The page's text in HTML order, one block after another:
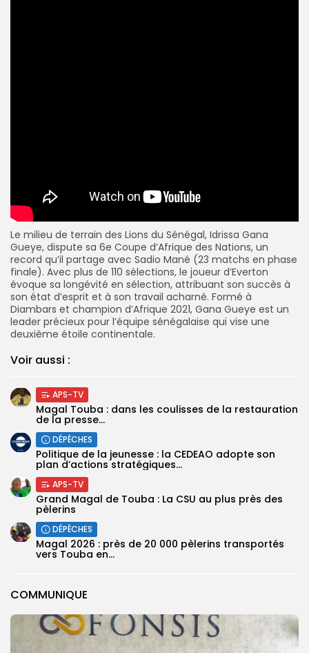
COMMUNIQUE
Le milieu de terrain des Lions du Sénégal, Idrissa Gana
Gueye, dispute sa 6e Coupe d’Afrique des Nations, un
record qu’il partage avec Sadio Mané (23 matchs en phase
finale). Avec plus de 110 sélections, le joueur d’Everton
évoque sa longévité en sélection, attribuant son succès à
son état d’esprit et à son travail acharné. Formé à
Diambars et champion d’Afrique 2021, Gana Gueye est un
leader précieux pour l’équipe sénégalaise qui vise une
deuxième étoile continentale.
Voir aussi :
APS-TV
Magal Touba : dans les coulisses de la restauration
de la presse...
DÉPÊCHES
Politique de la jeunesse : la CEDEAO adopte son
plan d’actions stratégiques...
APS-TV
Grand Magal de Touba : La CSU au plus près des
pèlerins
DÉPÊCHES
Magal 2026 : près de 20 000 pèlerins transportés
vers Touba en...